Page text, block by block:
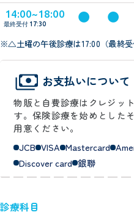
14:00~18:00
最終受付 17:30 ● ●
※△土曜の午後診療は17:00（最終受
お支払いについて
物販と自費診療はクレジッ
す。 保険診療を始めとした
用意ください。
JCB VISA Mastercard
Discover card 銀聯
診療科目